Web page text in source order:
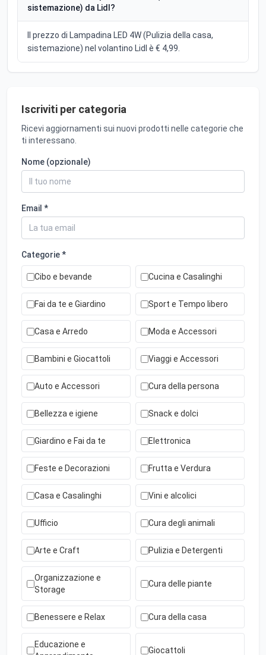
sistemazione) da Lidl?
Il prezzo di Lampadina LED 4W (Pulizia della casa,
sistemazione) nel volantino Lidl è € 4,99.
Iscriviti per categoria
Ricevi aggiornamenti sui nuovi prodotti nelle categorie che
ti interessano.
Nome (opzionale)
Email *
Categorie *
Cibo e bevande Cucina e Casalinghi
Fai da te e Giardino Sport e Tempo libero
Casa e Arredo Moda e Accessori
Bambini e Giocattoli Viaggi e Accessori
Auto e Accessori Cura della persona
Bellezza e igiene Snack e dolci
Giardino e Fai da te Elettronica
Feste e Decorazioni Frutta e Verdura
Casa e Casalinghi Vini e alcolici
Ufficio Cura degli animali
Arte e Craft Pulizia e Detergenti
Organizzazione e
Storage
Cura delle piante
Benessere e Relax Cura della casa
Educazione e
Giocattoli